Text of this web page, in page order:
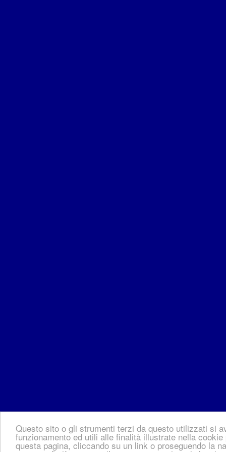
Questo sito o gli strumenti terzi da questo utilizzati si
funzionamento ed utili alle finalità illustrate nella
questa pagina, cliccando su un link o proseguendo la